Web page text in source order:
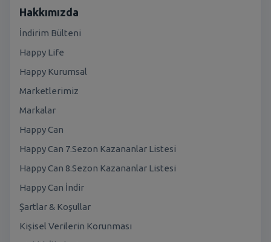
Hakkımızda
İndirim Bülteni
Happy Life
Happy Kurumsal
Marketlerimiz
Markalar
Happy Can
Happy Can 7.Sezon Kazananlar Listesi
Happy Can 8.Sezon Kazananlar Listesi
Happy Can İndir
Şartlar & Koşullar
Kişisel Verilerin Korunması